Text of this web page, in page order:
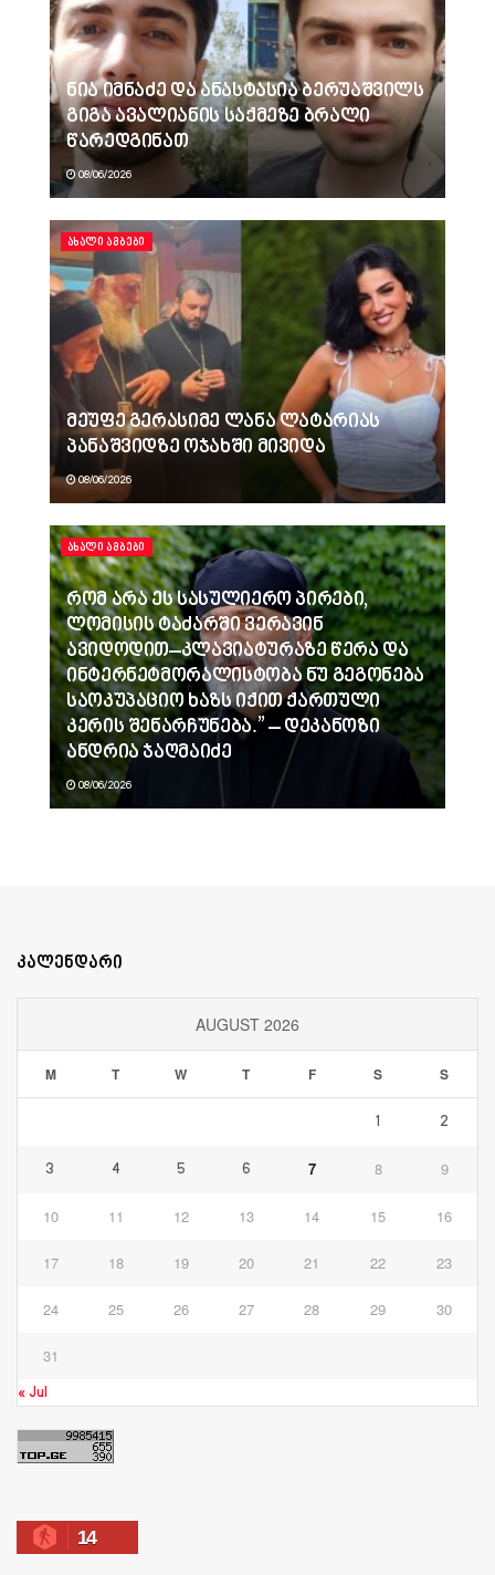
ნია იმნაძე და ანასტასია ბერუაშვილს
გიგა ავალიანის საქმეზე ბრალი
წარედგინათ
08/06/2026
ᲐᲮᲐᲚᲘ ᲐᲛᲑᲔᲑᲘ
მეუფე გერასიმე ლანა ლატარიას
პანაშვიდზე ოჯახში მივიდა
08/06/2026
ᲐᲮᲐᲚᲘ ᲐᲛᲑᲔᲑᲘ
რომ არა ეს სასულიერო პირები,
ლომისის ტაძარში ვერავინ
ავიდოდით–კლავიატურაზე წერა და
ინტერნეტმორალისტობა ნუ გეგონება
საოკუპაციო ხაზს იქით ქართული
კერის შენარჩუნება.” – დეკანოზი
ანდრია ჯაღმაიძე
08/06/2026
კალენდარი
AUGUST 2026
M T W T F S S
1 2
3 4 5 6 7 8 9
10 11 12 13 14 15 16
17 18 19 20 21 22 23
24 25 26 27 28 29 30
31
« Jul
14